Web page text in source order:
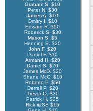
Graham S. $10
Peter N. $30
James A. $10
Dmitry I. $10
Edward R. $50
Roderick S. $30
Mason S. $5
Henning E. $20
John F. $20
Daniel F. $10
Armand H. $20
Daniel S. $20
James McD. $20
Shane McC. $10
Roberto P. $50
Derrell P. $20
Trevor O. $30
Patrick H. $25
Rick @SS $15